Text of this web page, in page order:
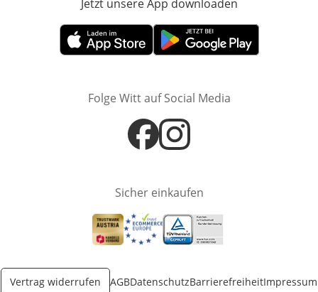
Jetzt unsere App downloaden
Öffnet in neuem FensterÖffnet in neuem Fenster
Folge Witt auf Social Media
Öffnet in neuem Fenster
Öffnet in neuem Fenster
Sicher einkaufen
Öffnet in neuem Fenster
Öffnet in neuem Fenster
Öffnet in neuem Fenster
Vertrag widerrufen AGBDatenschutzBarrierefreiheitImpressum